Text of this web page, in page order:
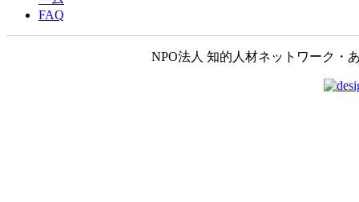
FAQ
NPO法人 知的人材ネットワーク・